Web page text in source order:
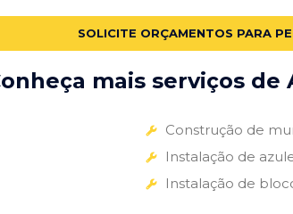
SOLICITE ORÇAMENTOS PARA
mais serviços
Construção de
Instalação de
Instalação de